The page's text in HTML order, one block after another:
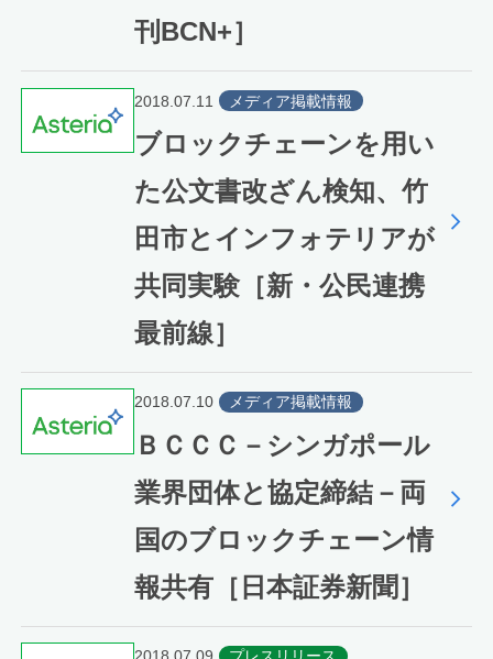
刊BCN+］
2018.07.11 メディア掲載情報
ブロックチェーンを用い
た公文書改ざん検知、竹
田市とインフォテリアが
共同実験［新・公民連携
最前線］
2018.07.10 メディア掲載情報
ＢＣＣＣ－シンガポール
業界団体と協定締結－両
国のブロックチェーン情
報共有［日本証券新聞］